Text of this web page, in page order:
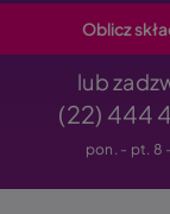
lub
(22) 444
pon. - pt. 8